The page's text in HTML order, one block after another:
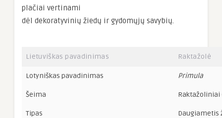
plačiai vertinami
dėl dekoratyvinių žiedų ir gydomųjų savybių.
Lietuviškas pavadinimas Raktažolė
Lotyniškas pavadinimas Primula
Šeima Raktažoliniai
Tipas Daugiametis